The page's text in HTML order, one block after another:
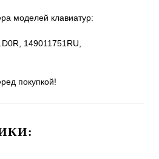
моделей клавиатур:
149011751RU,
покупкой!